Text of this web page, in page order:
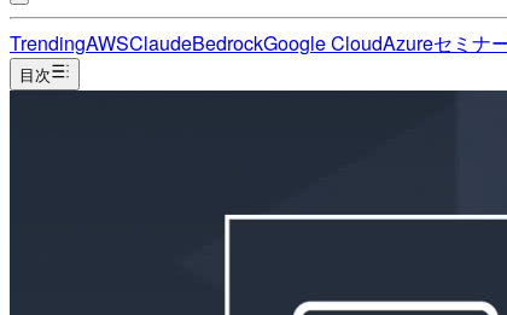
TrendingAWSClaudeBedrockGoogle CloudAzureセミナ
目次